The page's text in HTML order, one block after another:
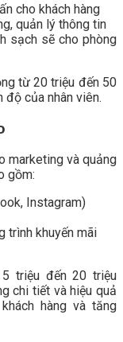
cho khách hàng
quản lý thông tin
sạch sẽ cho phòng
từ 20 triệu đến 50
của nhân viên.
marketing và quảng
gồm:
Instagram)
trình khuyến mãi
triệu đến 20 triệu
chi tiết và hiệu quả
hàng và tăng